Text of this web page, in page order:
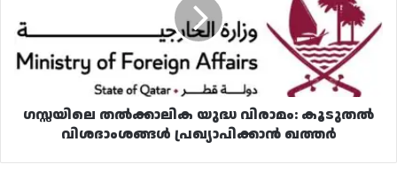
കൂടുതൽ
വിശദാംശങ്ങൾ
പ്രഖ്യാപിക്കാൻ
ഗസ്സയിലെ തൽക്കാലിക യുദ്ധ വിരാമം: കൂടുതൽ
വിശദാംശങ്ങൾ പ്രഖ്യാപിക്കാൻ ഖത്തർ